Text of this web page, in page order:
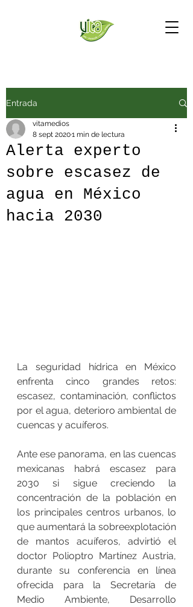
Entrada
Alerta experto
sobre escasez de
agua en México
hacia 2030
vitamedios
8 sept 20201 min de lectura
La seguridad hídrica en México
enfrenta cinco grandes retos:
escasez, contaminación, conflictos
por el agua, deterioro ambiental de
cuencas y acuíferos.
Ante ese panorama, en las cuencas
mexicanas habrá escasez para
2030 si sigue creciendo la
concentración de la población en
los principales centros urbanos, lo
que aumentará la sobreexplotación
de mantos acuíferos, advirtió el
doctor Polioptro Martínez Austria,
durante su conferencia en línea
ofrecida para la Secretaría de
Medio Ambiente, Desarrollo